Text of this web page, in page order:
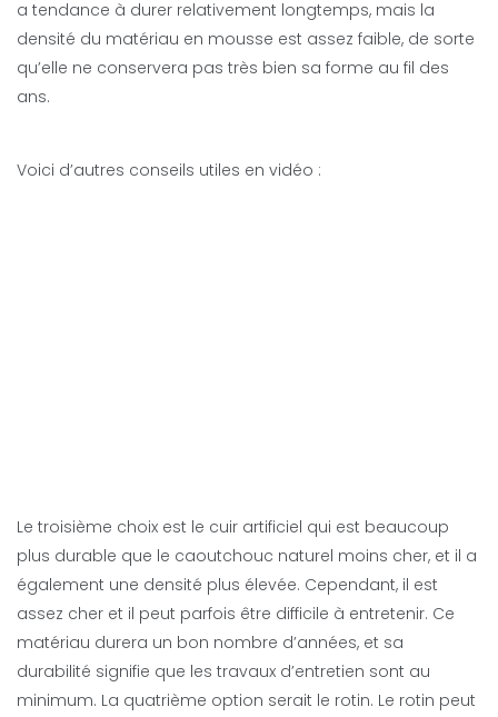
a tendance à durer relativement longtemps, mais la
densité du matériau en mousse est assez faible, de sorte
qu’elle ne conservera pas très bien sa forme au fil des
ans.
Voici d’autres conseils utiles en vidéo :
Le troisième choix est le cuir artificiel qui est beaucoup
plus durable que le caoutchouc naturel moins cher, et il a
également une densité plus élevée. Cependant, il est
assez cher et il peut parfois être difficile à entretenir. Ce
matériau durera un bon nombre d’années, et sa
durabilité signifie que les travaux d’entretien sont au
minimum. La quatrième option serait le rotin. Le rotin peut